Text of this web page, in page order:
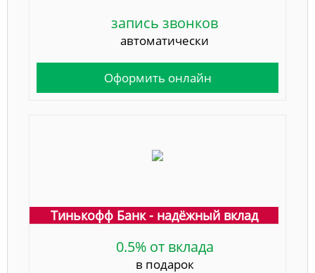
запись звонков
автоматически
Оформить онлайн
Тинькофф Банк - надёжный вклад
0.5% от вклада
в подарок